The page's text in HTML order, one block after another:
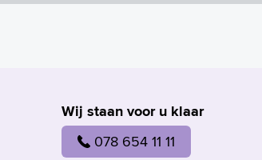
Wij staan voor u klaar
078 654 11 11